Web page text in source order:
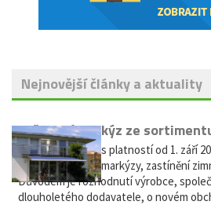
Nejnovější články a aktuality
Vyřazení markýz ze
Vážení zákazníci, s platností od 1. září
nabídky výsuvné markýzy, zastínění
Důvodem je rozhodnutí výrobce,
dlouholetého dodavatele, o novém